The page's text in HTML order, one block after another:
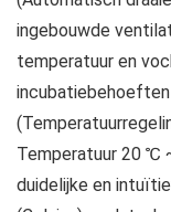
ingebouwde
temperatuur en
incubatiebehoeften
Temperatuur 20 ℃
duidelijke en